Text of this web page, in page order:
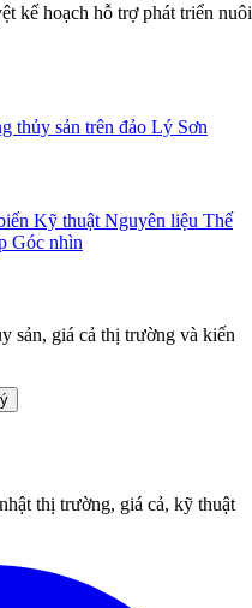
kế hoạch hỗ trợ phát triển nuôi
thủy sản trên đảo Lý Sơn
Kỹ thuật Nguyên liệu Thế
Góc nhìn
sản, giá cả thị trường và kiến
thị trường, giá cả, kỹ thuật